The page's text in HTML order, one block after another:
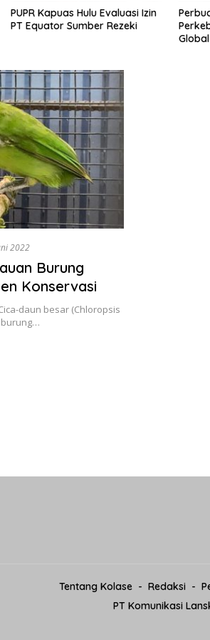
PUPR Kapuas Hulu Evaluasi Izin
PT Equator Sumber Rezeki
Global
Juni 2022
Burung
Konservasi
daun besar (Chloropsis
Tentang Kolase Redaksi
PT Komunikasi